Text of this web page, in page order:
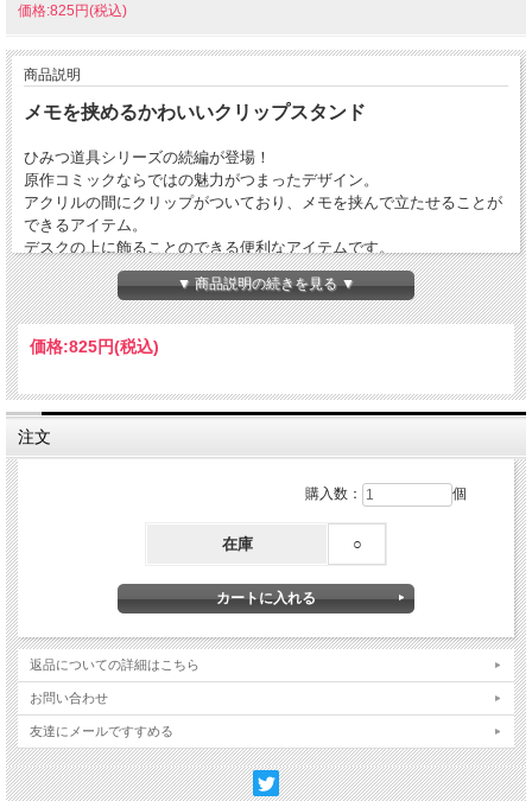
価格:825円(税込)
商品説明
メモを挟めるかわいいクリップスタンド
ひみつ道具シリーズの続編が登場！
原作コミックならではの魅力がつまったデザイン。
アクリルの間にクリップがついており、メモを挟んで立たせることが
できるアイテム。
デスクの上に飾ることのできる便利なアイテムです。
【サイズ】本体：W55×H55×D20mm、台紙：W65×H80mm
【素材】アクリル
Made in Japan
▼ 商品説明の続きを見る ▼
価格:825円(税込)
注文
購入数： 個
在庫 ○
返品についての詳細はこちら
お問い合わせ
友達にメールですすめる